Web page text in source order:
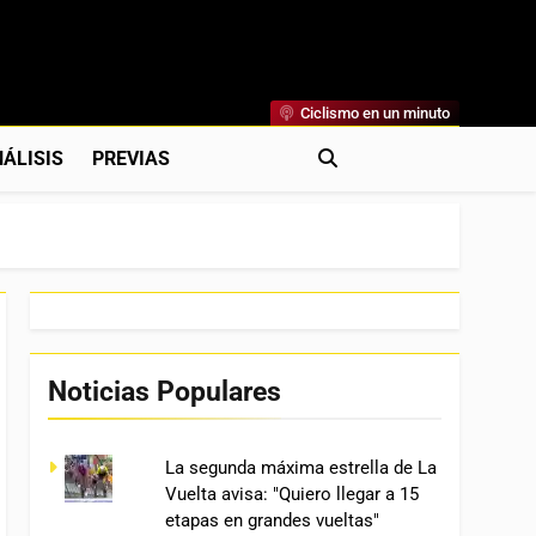
Previas Y Más. La Web Ciclista De Referencia.
Ciclismo en un minuto
PREVIAS
Noticias Populares
La segunda máxima estrella de La
Vuelta avisa: "Quiero llegar a 15
etapas en grandes vueltas"